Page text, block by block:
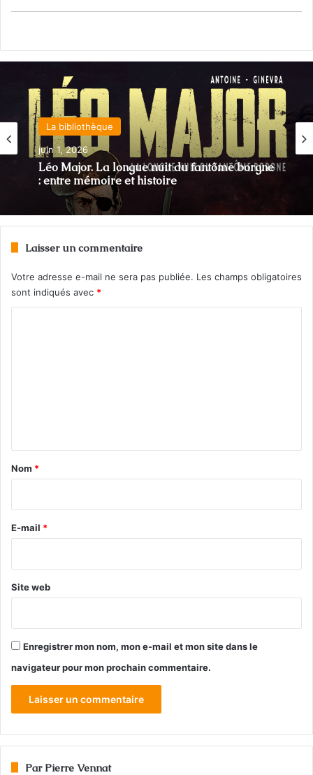
La bibliothèque
juin 1, 2026
: entre mémoire et histoire
39-45 : Biographies et témoignages
novembre 24, 2025
Jacques Chevrier : un héros québécois
Laisser un commentaire
Votre adresse e-mail ne sera pas publiée. Les champs obligatoires
sont indiqués avec *
a
e
Nom *
E-mail *
Site web
Enregistrer mon nom, mon e-mail et mon site dans le
navigateur pour mon prochain commentaire.
Par Pierre Vennat